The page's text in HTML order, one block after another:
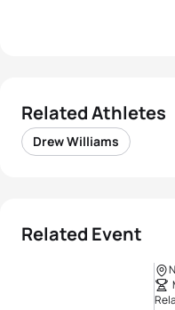
Related Athletes
Drew Williams
Related Event